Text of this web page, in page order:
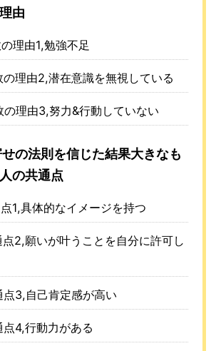
由
理由1,勉強不足
の理由2,潜在意識を無視している
の理由3,努力&行動していない
の法則を信じた結果大きなも
の共通点
1,具体的なイメージを持つ
点2,願いが叶うことを自分に許可し
点3,自己肯定感が高い
点4,行動力がある